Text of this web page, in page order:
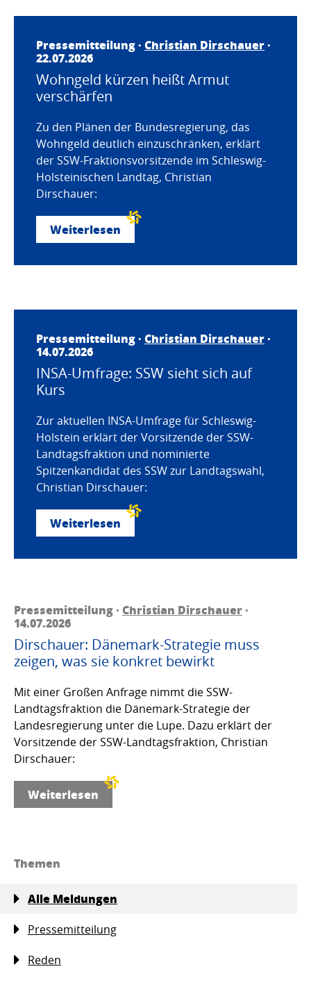
Pressemitteilung · Christian Dirschauer·
22.07.2026
Wohngeld kürzen heißt Armut
verschärfen
Zu den Plänen der Bundesregierung, das
Wohngeld deutlich einzuschränken, erklärt
der SSW-Fraktionsvorsitzende im Schleswig-
Holsteinischen Landtag, Christian
Dirschauer:
Weiterlesen
Pressemitteilung · Christian Dirschauer·
14.07.2026
INSA-Umfrage: SSW sieht sich auf
Kurs
Zur aktuellen INSA-Umfrage für Schleswig-
Holstein erklärt der Vorsitzende der SSW-
Landtagsfraktion und nominierte
Spitzenkandidat des SSW zur Landtagswahl,
Christian Dirschauer:
Weiterlesen
Pressemitteilung · Christian Dirschauer·
14.07.2026
Dirschauer: Dänemark-Strategie muss
zeigen, was sie konkret bewirkt
Mit einer Großen Anfrage nimmt die SSW-
Landtagsfraktion die Dänemark-Strategie der
Landesregierung unter die Lupe. Dazu erklärt der
Vorsitzende der SSW-Landtagsfraktion, Christian
Dirschauer:
Weiterlesen
Themen
Alle Meldungen
Pressemitteilung
Reden